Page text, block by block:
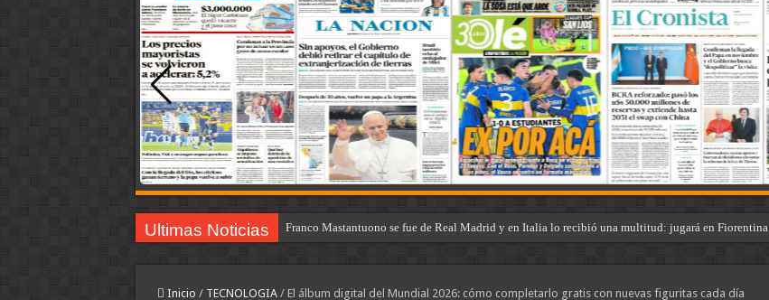
Ultimas Noticias Franco Mastantuono se fue de Real Madrid y en Italia lo recibió una multitud: jugará en Fiorentina
Inicio / TECNOLOGIA / El álbum digital del Mundial 2026: cómo completarlo gratis con nuevas figuritas cada día